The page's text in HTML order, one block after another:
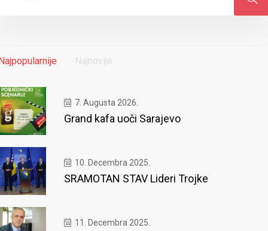
Najnovije
7. Augusta 2026.
Grand kafa uoči Sarajevo
10. Decembra 2025.
SRAMOTAN STAV Lideri Trojke
11. Decembra 2025.